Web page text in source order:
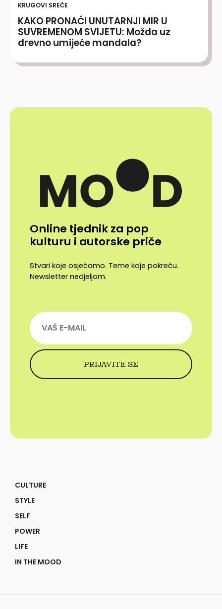
KRUGOVI SREĆE
KAKO PRONAĆI UNUTARNJI MIR U
SUVREMENOM SVIJETU: Možda uz
drevno umijeće mandala?
Online tjednik za pop
kulturu i autorske priče
Stvari koje osjećamo. Teme koje pokreću.
Newsletter nedjeljom.
CULTURE
STYLE
SELF
POWER
LIFE
IN THE MOOD